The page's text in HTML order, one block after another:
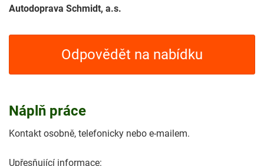
Autodoprava Schmidt, a.s.
Odpovědět na nabídku
Náplň práce
Kontakt osobně, telefonicky nebo e-mailem.
Upřesňující informace: